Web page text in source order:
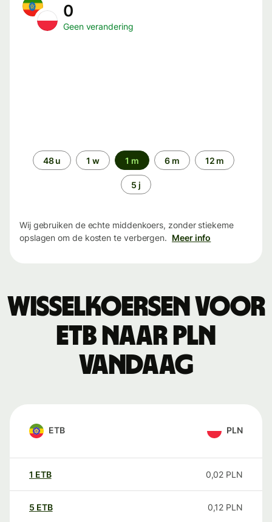
0
Geen verandering
Periode48 u 1 w 1 m 6 m 12 m
5 j
Wij gebruiken de echte middenkoers, zonder stiekeme
opslagen om de kosten te verbergen. Meer info
Wisselkoersen voor
ETB naar PLN
vandaag
ETB PLN
1 ETB 0,02 PLN
5 ETB 0,12 PLN